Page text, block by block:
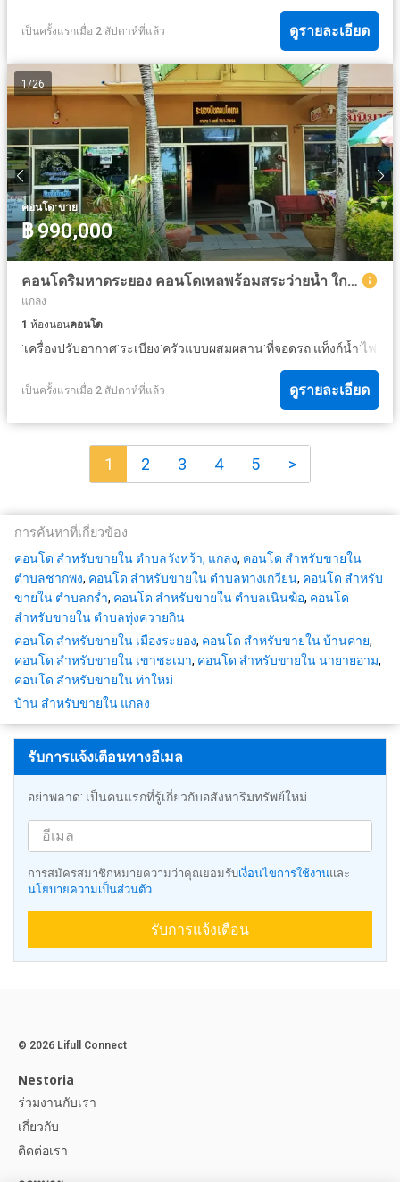
เป็นครั้งแรกเมื่อ 2 สัปดาห์ที่แล้ว ดูรายละเอียด
1/26
คอนโด·ขาย
฿ 990,000
คอนโดริมหาดระยอง คอนโดเทลพร้อมสระว่ายน้ำ ใกล้หาดแม่รำพึงมาก
แกลง
1 ห้องนอนคอนโด
·เครื่องปรับอากาศ·ระเบียง·ครัวแบบผสมผสาน·ที่จอดรถ·แท็งก์น้ำ·ไฟฟ้า
เป็นครั้งแรกเมื่อ 2 สัปดาห์ที่แล้ว ดูรายละเอียด
1 2 3 4 5 >
การค้นหาที่เกี่ยวข้อง
คอนโด สำหรับขายใน ตำบลวังหว้า, แกลง, คอนโด สำหรับขายใน
ตำบลชากพง, คอนโด สำหรับขายใน ตำบลทางเกวียน, คอนโด สำหรับ
ขายใน ตำบลกร่ำ, คอนโด สำหรับขายใน ตำบลเนินฆ้อ, คอนโด
สำหรับขายใน ตำบลทุ่งควายกิน
คอนโด สำหรับขายใน เมืองระยอง, คอนโด สำหรับขายใน บ้านค่าย,
คอนโด สำหรับขายใน เขาชะเมา, คอนโด สำหรับขายใน นายายอาม,
คอนโด สำหรับขายใน ท่าใหม่
บ้าน สำหรับขายใน แกลง
รับการแจ้งเตือนทางอีเมล
อย่าพลาด: เป็นคนแรกที่รู้เกี่ยวกับอสังหาริมทรัพย์ใหม่
การสมัครสมาชิกหมายความว่าคุณยอมรับเงื่อนไขการใช้งานและ
นโยบายความเป็นส่วนตัว
รับการแจ้งเตือน
© 2026 Lifull Connect
Nestoria
ร่วมงานกับเรา
เกี่ยวกับ
ติดต่อเรา